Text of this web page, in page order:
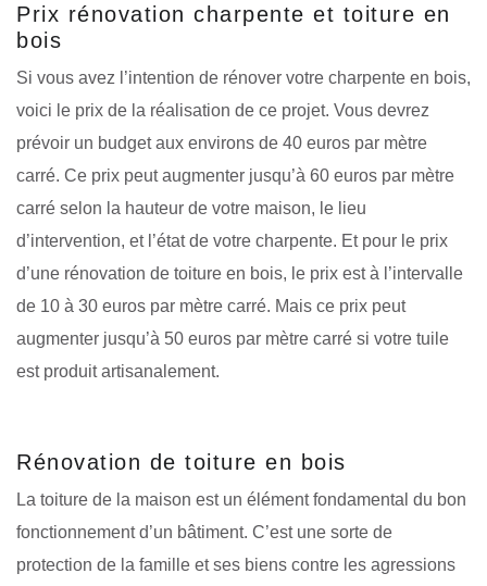
Prix rénovation charpente et toiture en
bois
Si vous avez l’intention de rénover votre charpente en bois,
voici le prix de la réalisation de ce projet. Vous devrez
prévoir un budget aux environs de 40 euros par mètre
carré. Ce prix peut augmenter jusqu’à 60 euros par mètre
carré selon la hauteur de votre maison, le lieu
d’intervention, et l’état de votre charpente. Et pour le prix
d’une rénovation de toiture en bois, le prix est à l’intervalle
de 10 à 30 euros par mètre carré. Mais ce prix peut
augmenter jusqu’à 50 euros par mètre carré si votre tuile
est produit artisanalement.
Rénovation de toiture en bois
La toiture de la maison est un élément fondamental du bon
fonctionnement d’un bâtiment. C’est une sorte de
protection de la famille et ses biens contre les agressions